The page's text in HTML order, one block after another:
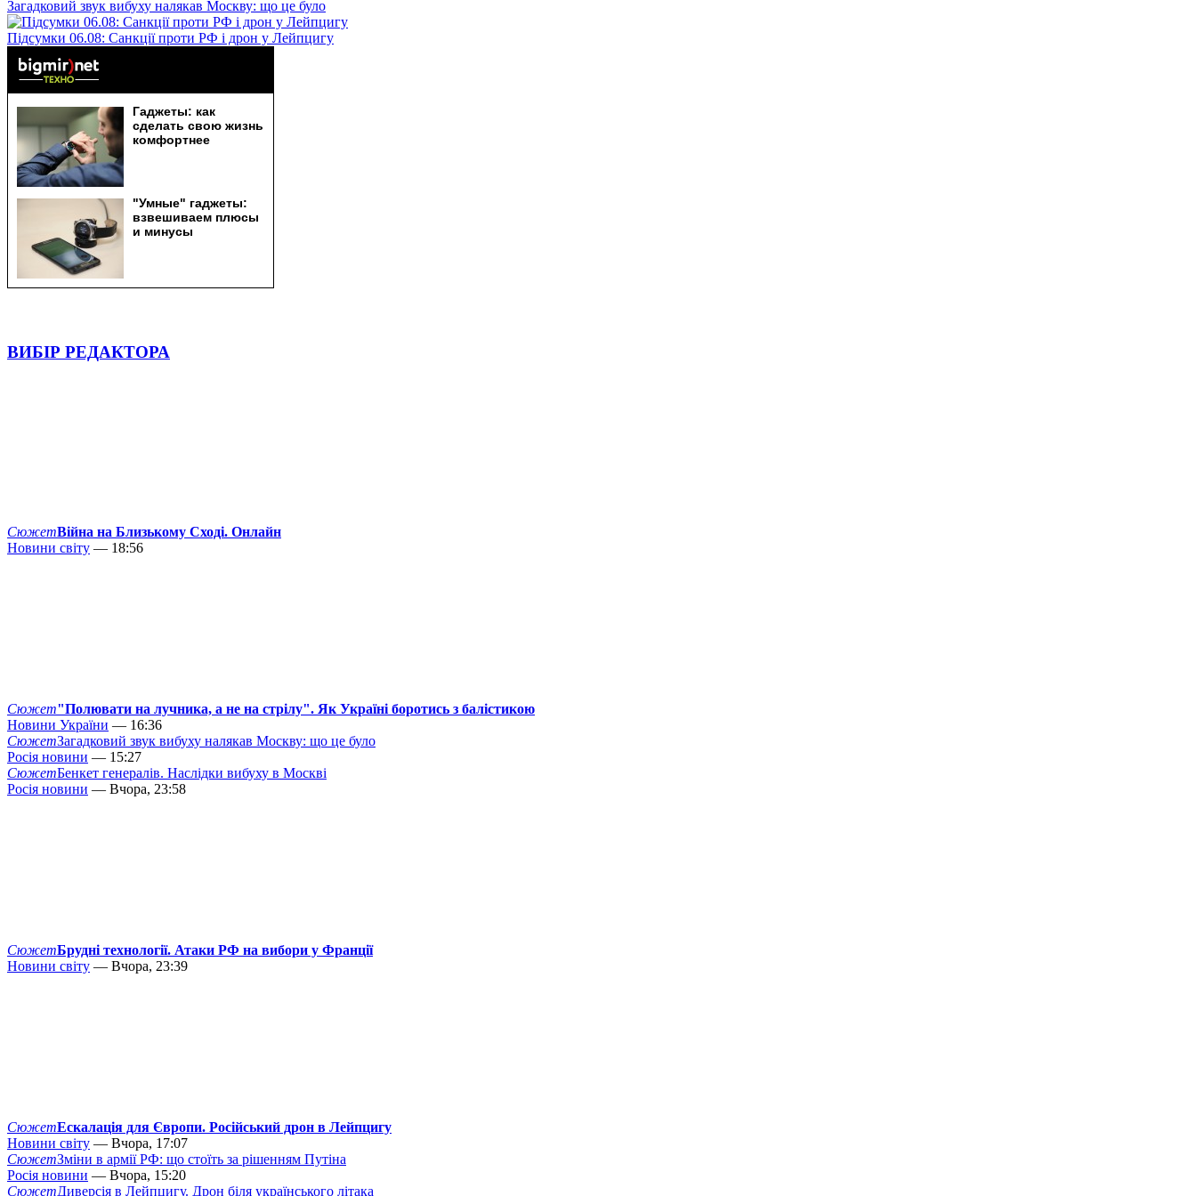
Загадковий звук вибуху налякав Москву: що це було
Підсумки 06.08: Санкції проти РФ і дрон у Лейпцигу
ВИБІР РЕДАКТОРА
СюжетВійна на Близькому Сході. Онлайн
Новини світу — 18:56
Сюжет"Полювати на лучника, а не на стрілу". Як Україні боротись з балістикою
Новини України — 16:36
СюжетЗагадковий звук вибуху налякав Москву: що це було
Росія новини — 15:27
СюжетБенкет генералів. Наслідки вибуху в Москві
Росія новини — Вчора, 23:58
СюжетБрудні технології. Атаки РФ на вибори у Франції
Новини світу — Вчора, 23:39
СюжетЕскалація для Європи. Російський дрон в Лейпцигу
Новини світу — Вчора, 17:07
СюжетЗміни в армії РФ: що стоїть за рішенням Путіна
Росія новини — Вчора, 15:20
СюжетДиверсія в Лейпцигу. Дрон біля українського літака